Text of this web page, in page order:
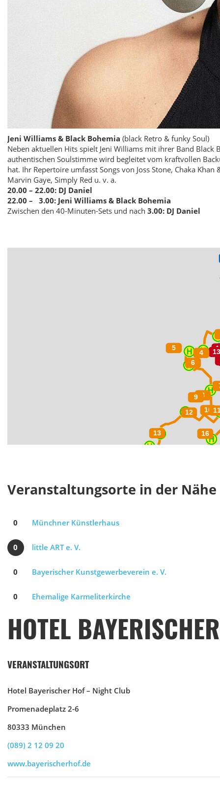
Jeni Williams & Black Bohemia (black Retro & funky Soul)
Neben aktuellen Hits spielt Jeni Williams mit ihrer Band
authentischen Soulstimme wird begleitet vom kraftvollen
hat. Ihr Repertoire umfasst Songs von Joss Stone, Chaka
Marvin Gaye, Simply Red u. v. a.
20.00 – 22.00: DJ Daniel
22.00 – 3.00: Jeni Williams & Black Bohemia
Zwischen den 40-Minuten-Sets und nach 3.00: DJ Daniel
Veranstaltungsorte in der Nähe
0 Münchner Künstlerhaus
0 little ART e. V.
0 Bayerischer Kunstgewerbeverein e. V.
0 Ehemalige Karmeliterkirche
HOTEL
VERANSTALTUNGSORT
Hotel Bayerischer Hof – Night Club
Promenadeplatz 2-6
80333 München
(089) 2 12 09 20
www.bayerischerhof.de